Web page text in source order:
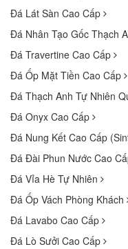
Đá Lát Sàn Cao Cấp
Đá Nhân Tạo Gốc Thạch
Đá Travertine Cao Cấp
Đá Ốp Mặt Tiền Cao Cấp
Đá Thạch Anh Tự Nhiên
Đá Onyx Cao Cấp
Đá Nung Kết Cao Cấp
Đá Đài Phun Nước Cao
Đá Vỉa Hè Tự Nhiên
Đá Ốp Vách Phòng Khách
Đá Lavabo Cao Cấp
Đá Lò Sưởi Cao Cấp